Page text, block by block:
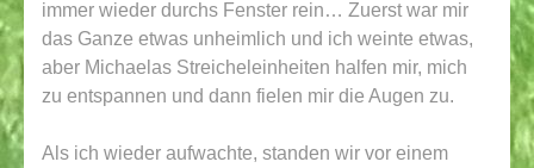
immer wieder durchs Fenster rein… Zuerst war mir
das Ganze etwas unheimlich und ich weinte etwas,
aber Michaelas Streicheleinheiten halfen mir, mich
zu entspannen und dann fielen mir die Augen zu.
Als ich wieder aufwachte, standen wir vor einem